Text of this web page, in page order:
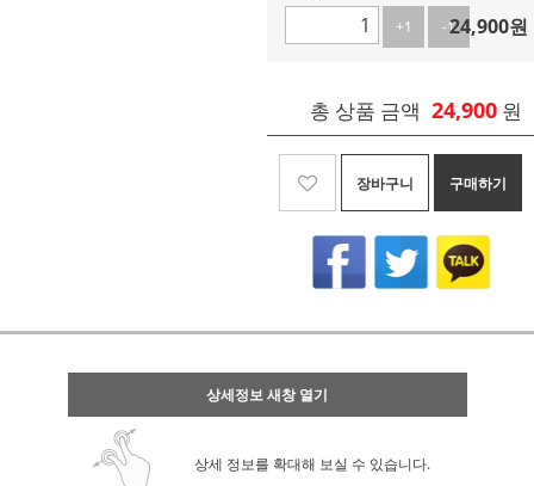
+1
-124,900원
총 상품 금액 24,900 원
장바구니 구매하기
상세정보 새창 열기
상세 정보를 확대해 보실 수 있습니다.